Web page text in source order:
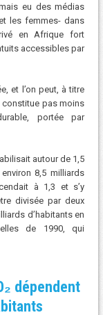
eu des médias
les femmes- dans
en Afrique fort
accessibles par
et l’on peut, à titre
constitue pas moins
portée par
autour de 1,5
8,5 milliards
à 1,3 et s’y
divisée par deux
d’habitants en
de 1990, qui
dépendent